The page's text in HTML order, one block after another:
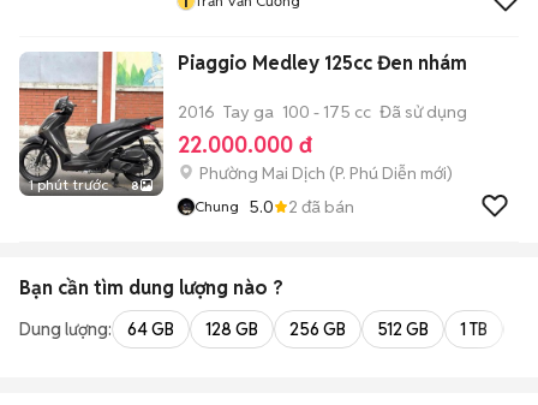
1 phút trước 8
Piaggio Medley 125cc Đen nhám
2016 Tay ga 100 - 175 cc Đã sử dụng
22.000.000 đ
Phường Mai Dịch (P. Phú Diễn mới)
Chung 5.0 2 đã bán
Bạn cần tìm dung lượng nào ?
Dung lượng: 64 GB 128 GB 256 GB 512 GB 1 TB